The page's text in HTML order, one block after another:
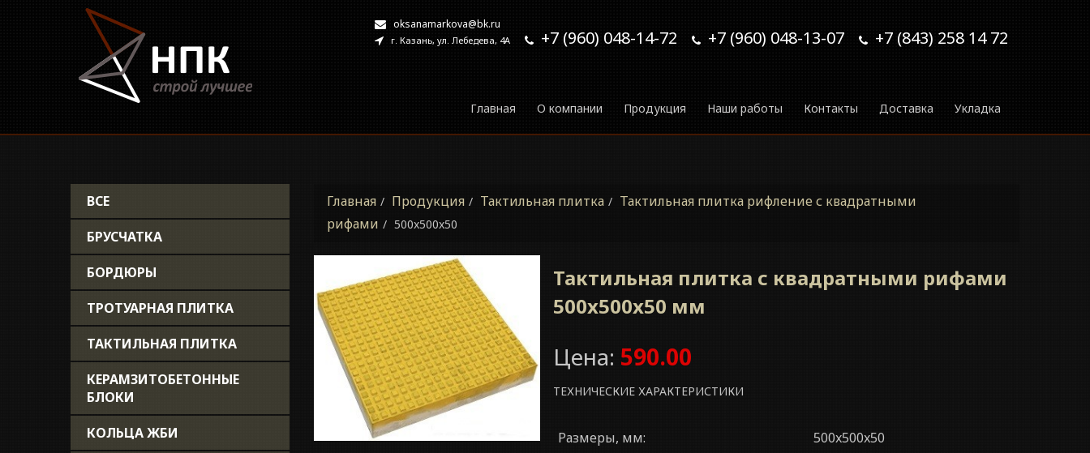
oksanamarkova@bk.ru
г. Казань, ул. Лебедева, 4А +7 (960) 048-14-72 +7 (960) 048-13-07 +7 (843) 258 14 72
Главная О компании Продукция Наши работы Контакты Доставка Укладка
ВСЕ
БРУСЧАТКА
БОРДЮРЫ
ТРОТУАРНАЯ ПЛИТКА
ТАКТИЛЬНАЯ ПЛИТКА
КЕРАМЗИТОБЕТОННЫЕ
БЛОКИ
КОЛЬЦА ЖБИ
Главная Продукция Тактильная плитка
Тактильная плитка рифление с квадратными
рифами
500x500x50
Тактильная плитка с квадратными рифами
500x500x50 мм
Цена: 590.00
ТЕХНИЧЕСКИЕ ХАРАКТЕРИСТИКИ
Размеры, мм:
500x500x50